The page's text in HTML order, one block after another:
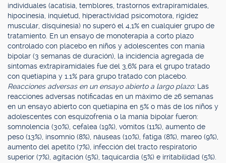
individuales (acatisia, temblores, trastornos extrapiramidales,
hipocinesia, inquietud, hiperactividad psicomotora, rigidez
muscular, disquinesia) no superó el 4,1% en cualquier grupo de
tratamiento. En un ensayo de monoterapia a corto plazo
controlado con placebo en niños y adolescentes con manía
bipolar (3 semanas de duración), la incidencia agregada de
síntomas extrapiramidales fue del 3,6% para el grupo tratado
con quetiapina y 1.1% para grupo tratado con placebo.
Reacciones adversas en un ensayo abierto a largo plazo: Las
reacciones adversas notificadas en un máximo de 26 semanas
en un ensayo abierto con quetiapina en 5% o más de los niños y
adolescentes con esquizofrenia o la manía bipolar fueron:
somnolencia (30%), cefalea (19%), vómitos (11%), aumento de
peso (13%), insomnio (8%), náuseas (10%), fatiga (8%), mareo (9%),
aumento del apetito (7%), infección del tracto respiratorio
superior (7%), agitación (5%), taquicardia (5%) e irritabilidad (5%).